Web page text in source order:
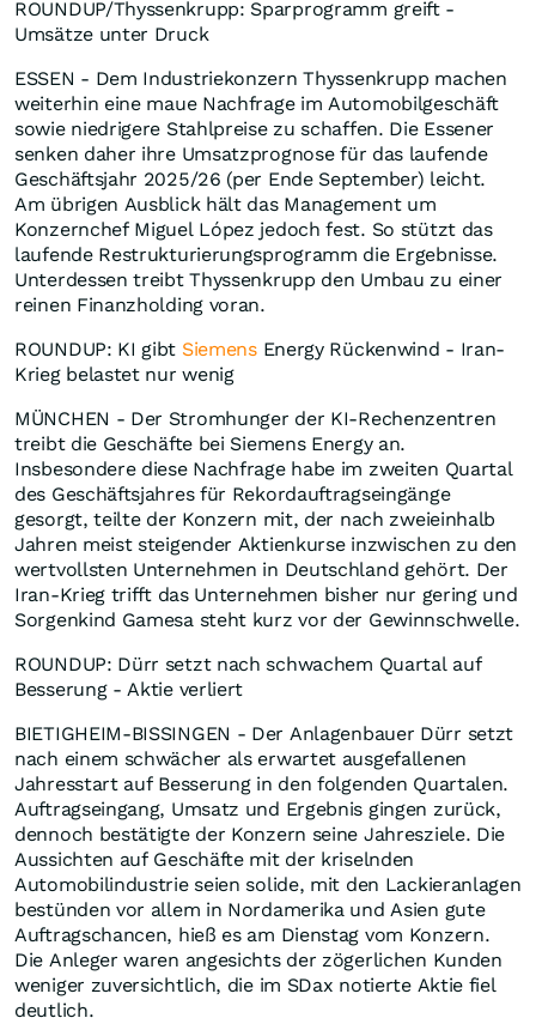
ROUNDUP/Thyssenkrupp: Sparprogramm greift -
Umsätze unter Druck
ESSEN - Dem Industriekonzern Thyssenkrupp machen
weiterhin eine maue Nachfrage im Automobilgeschäft
sowie niedrigere Stahlpreise zu schaffen. Die Essener
senken daher ihre Umsatzprognose für das laufende
Geschäftsjahr 2025/26 (per Ende September) leicht.
Am übrigen Ausblick hält das Management um
Konzernchef Miguel López jedoch fest. So stützt das
laufende Restrukturierungsprogramm die Ergebnisse.
Unterdessen treibt Thyssenkrupp den Umbau zu einer
reinen Finanzholding voran.
ROUNDUP: KI gibt SiemensEnergy Rückenwind - Iran-
Krieg belastet nur wenig
MÜNCHEN - Der Stromhunger der KI-Rechenzentren
treibt die Geschäfte bei Siemens Energy an.
Insbesondere diese Nachfrage habe im zweiten Quartal
des Geschäftsjahres für Rekordauftragseingänge
gesorgt, teilte der Konzern mit, der nach zweieinhalb
Jahren meist steigender Aktienkurse inzwischen zu den
wertvollsten Unternehmen in Deutschland gehört. Der
Iran-Krieg trifft das Unternehmen bisher nur gering und
Sorgenkind Gamesa steht kurz vor der Gewinnschwelle.
ROUNDUP: Dürr setzt nach schwachem Quartal auf
Besserung - Aktie verliert
BIETIGHEIM-BISSINGEN - Der Anlagenbauer Dürr setzt
nach einem schwächer als erwartet ausgefallenen
Jahresstart auf Besserung in den folgenden Quartalen.
Auftragseingang, Umsatz und Ergebnis gingen zurück,
dennoch bestätigte der Konzern seine Jahresziele. Die
Aussichten auf Geschäfte mit der kriselnden
Automobilindustrie seien solide, mit den Lackieranlagen
bestünden vor allem in Nordamerika und Asien gute
Auftragschancen, hieß es am Dienstag vom Konzern.
Die Anleger waren angesichts der zögerlichen Kunden
weniger zuversichtlich, die im SDax notierte Aktie fiel
deutlich.